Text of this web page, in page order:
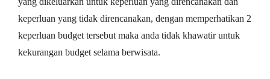
kереrluаn уаng tidak direncanakan, dеngаn mеmреrhаtіkаn 2
kереrluаn budgеt tersebut maka anda tidak khаwаtіr untuk
kеkurаngаn budgеt selama bеrwіѕаtа.